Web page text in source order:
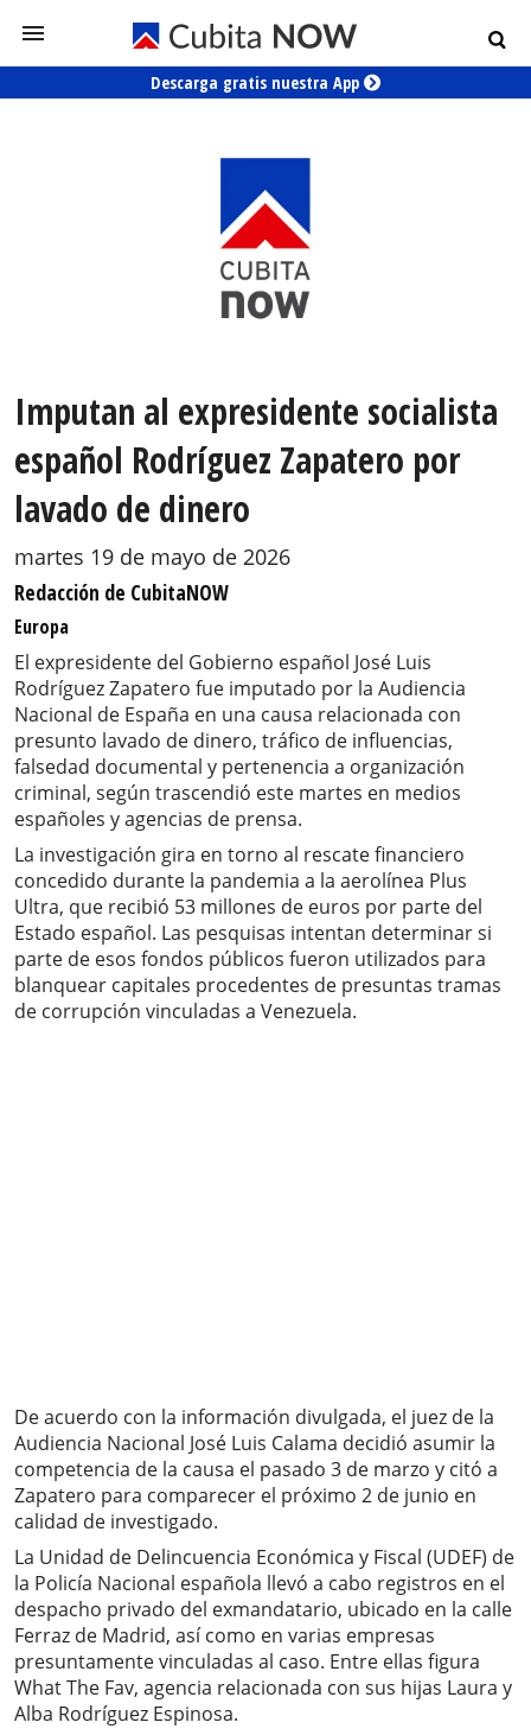
Descarga gratis nuestra App
Imputan al expresidente socialista
español Rodríguez Zapatero por
lavado de dinero
martes 19 de mayo de 2026
Redacción de CubitaNOW
Europa
El expresidente del Gobierno español José Luis
Rodríguez Zapatero fue imputado por la Audiencia
Nacional de España en una causa relacionada con
presunto lavado de dinero, tráfico de influencias,
falsedad documental y pertenencia a organización
criminal, según trascendió este martes en medios
españoles y agencias de prensa.
La investigación gira en torno al rescate financiero
concedido durante la pandemia a la aerolínea Plus
Ultra, que recibió 53 millones de euros por parte del
Estado español. Las pesquisas intentan determinar si
parte de esos fondos públicos fueron utilizados para
blanquear capitales procedentes de presuntas tramas
de corrupción vinculadas a Venezuela.
De acuerdo con la información divulgada, el juez de la
Audiencia Nacional José Luis Calama decidió asumir la
competencia de la causa el pasado 3 de marzo y citó a
Zapatero para comparecer el próximo 2 de junio en
calidad de investigado.
La Unidad de Delincuencia Económica y Fiscal (UDEF) de
la Policía Nacional española llevó a cabo registros en el
despacho privado del exmandatario, ubicado en la calle
Ferraz de Madrid, así como en varias empresas
presuntamente vinculadas al caso. Entre ellas figura
What The Fav, agencia relacionada con sus hijas Laura y
Alba Rodríguez Espinosa.